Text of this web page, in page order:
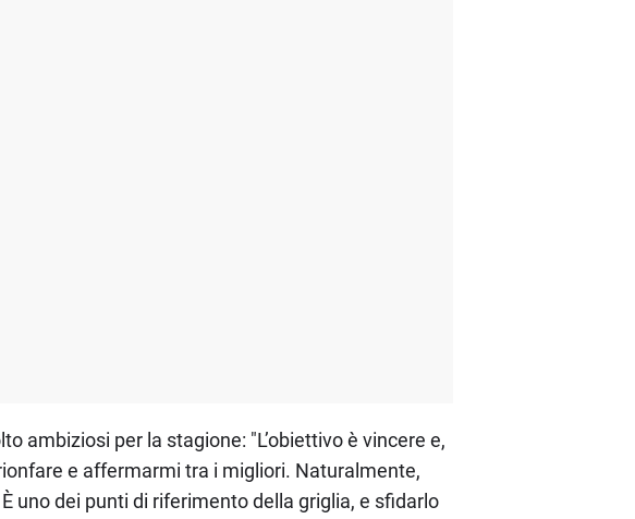
ambiziosi per la stagione: "L’obiettivo è vincere e,
e affermarmi tra i migliori. Naturalmente,
uno dei punti di riferimento della griglia, e sfidarlo